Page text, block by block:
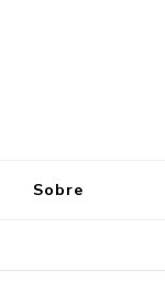
Sobre